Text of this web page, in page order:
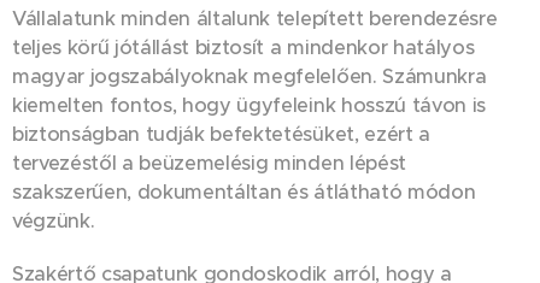
Vállalatunk minden általunk telepített berendezésre
teljes körű jótállást biztosít a mindenkor hatályos
magyar jogszabályoknak megfelelően. Számunkra
kiemelten fontos, hogy ügyfeleink hosszú távon is
biztonságban tudják befektetésüket, ezért a
tervezéstől a beüzemelésig minden lépést
szakszerűen, dokumentáltan és átlátható módon
végzünk.
Szakértő csapatunk gondoskodik arról, hogy a